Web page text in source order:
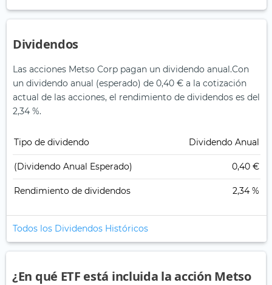
Dividendos
Las acciones Metso Corp pagan un dividendo anual.Con
un dividendo anual (esperado) de 0,40 € a la cotización
actual de las acciones, el rendimiento de dividendos es del
2,34 %.
Tipo de dividendo Dividendo Anual
(Dividendo Anual Esperado) 0,40 €
Rendimiento de dividendos 2,34 %
Todos los Dividendos Históricos
¿En qué ETF está incluida la acción Metso